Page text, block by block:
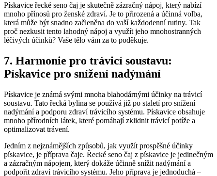
Pískavice řecké seno čaj je skutečně zázračný nápoj, který nabízí
mnoho přínosů pro ženské zdraví. Je to přirozená a účinná volba,
která může být snadno začleněna do vaší každodenní rutiny. Tak
proč nezkusit tento lahodný nápoj a využít jeho mnohostranných
léčivých účinků? Vaše tělo vám za to poděkuje.
7. Harmonie pro trávicí soustavu:
Pískavice pro snížení nadýmání
Pískavice je známá svými mnoha blahodárnými účinky na trávicí
soustavu. Tato řecká bylina se používá již po staletí pro snížení
nadýmání a podporu zdraví trávicího systému. Pískavice obsahuje
mnoho přírodních látek, které pomáhají zklidnit trávicí potíže a
optimalizovat trávení.
Jedním z nejznámějších způsobů, jak využít prospěšné účinky
pískavice, je příprava čaje. Řecké seno čaj z pískavice je jedinečným
a zázračným nápojem, který dokáže účinně snížit nadýmání a
podpořit zdraví trávicího systému. Jeho příprava je jednoduchá –